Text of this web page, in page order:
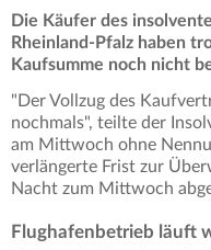
Die Käufer des
Rheinland-Pfalz haben
Kaufsumme noch nicht
"Der Vollzug des
nochmals", teilte der
am Mittwoch ohne
verlängerte Frist zur
Nacht zum Mittwoch
Flughafenbetrieb läuft